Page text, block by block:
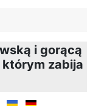
i gorącą
którym zabija